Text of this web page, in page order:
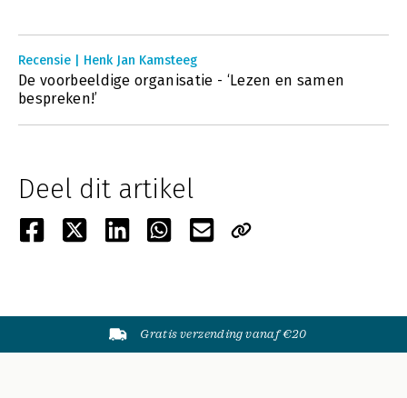
Recensie | Henk Jan Kamsteeg
De voorbeeldige organisatie - ‘Lezen en samen
bespreken!’
Deel dit artikel
Gratis verzending vanaf €20